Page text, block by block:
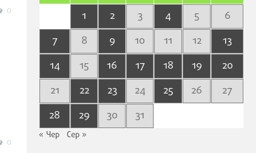
0
0
1 2 3 4 5
6
7
8 9 10 11 12
13
14
15 16 17 18 19
20
21
22 23 24 25 26
27
28
29 30 31
« Чер Сер »